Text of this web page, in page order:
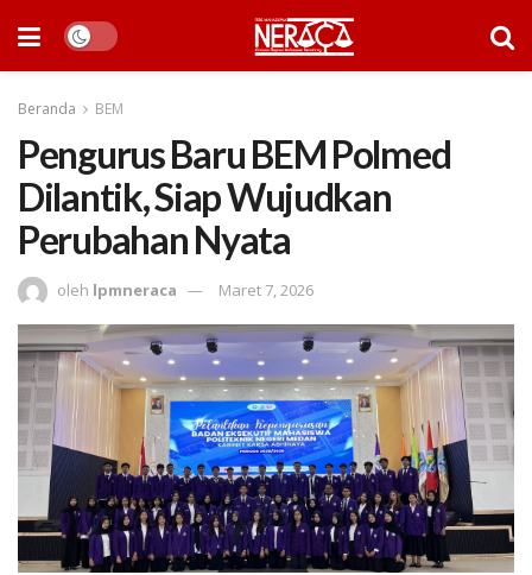
Beranda BEM
Pengurus Baru BEM Polmed
Dilantik, Siap Wujudkan
Perubahan Nyata
oleh lpmneraca Maret 7, 2026